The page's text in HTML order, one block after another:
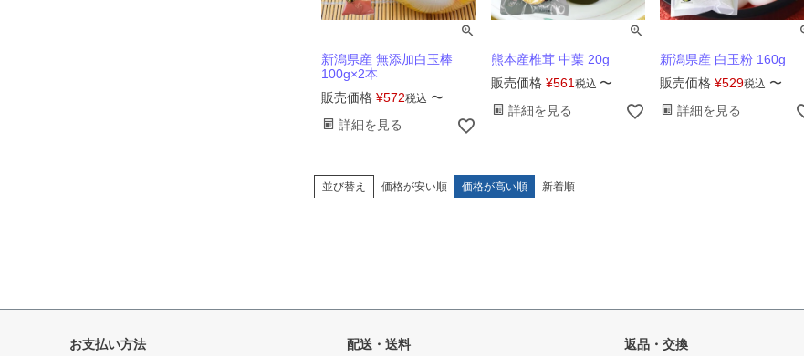
新潟県産 無添加白玉棒
100g×2本
販売価格 ¥572税込 〜
詳細を見る
熊本産椎茸 中葉 20g
販売価格 ¥561税込 〜
詳細を見る
新潟県産 白玉粉 160g
販売価格 ¥529税込 〜
詳細を見る
並び替え 価格が安い順 価格が高い順 新着順
お支払い方法 配送・送料 返品・交換